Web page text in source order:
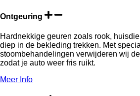
Ontgeuring
Hardnekkige geuren zoals rook,
diep in de bekleding trekken. Met
stoombehandelingen verwijderen wij
zodat je auto weer fris ruikt.
Meer Info